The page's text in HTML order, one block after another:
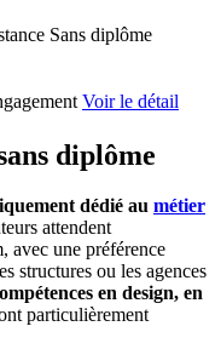
Sans diplôme
Voir le détail
diplôme
dédié au métier
attendent
avec une préférence
structures ou les agences
en design, en
particulièrement